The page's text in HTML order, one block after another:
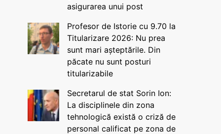
asigurarea unui post
Profesor de Istorie cu 9.70 la
Titularizare 2026: Nu prea
sunt mari așteptările. Din
păcate nu sunt posturi
titularizabile
Secretarul de stat Sorin Ion:
La disciplinele din zona
tehnologică există o criză de
personal calificat pe zona de